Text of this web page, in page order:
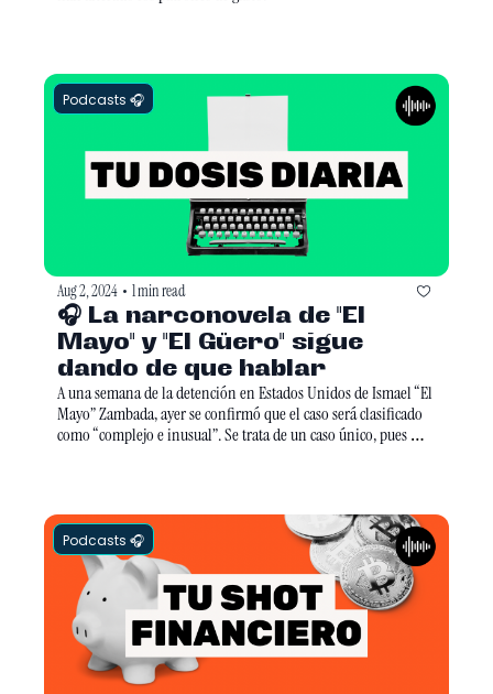
Podcasts 🎧
Aug 2, 2024 • 1 min read
🎧 La narconovela de "El
Mayo" y "El Güero" sigue
dando de que hablar
A una semana de la detención en Estados Unidos de Ismael “El
Mayo” Zambada, ayer se confirmó que el caso será clasificado
como “complejo e inusual”. Se trata de un caso único, pues
familia Guzmán en México aseguró que tanto el Mayo como el
Güero se entregaron de manera voluntaria.
Podcasts 🎧